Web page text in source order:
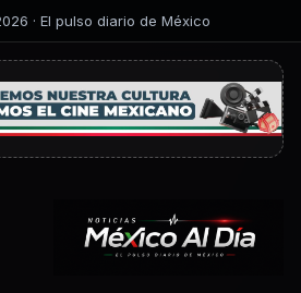
· El pulso diario de México